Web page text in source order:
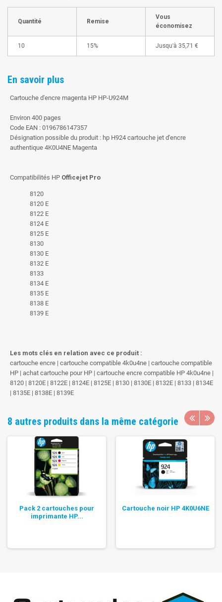
Quantité Remise
Vous
économisez
10 15% Jusqu'à 35,71 €
En savoir plus
Cartouche d'encre magenta HP HP-U924M
Environ 400 pages
Code EAN : 0196786147357
Désignation possible du produit : hp H924 cartouche jet d'encre
authentique 4K0U4NE Magenta
Compatibilités HP Officejet Pro
8120
8120 E
8122 E
8124 E
8125 E
8130
8130 E
8132 E
8133
8134 E
8135 E
8138 E
8139 E
Les mots clés en relation avec ce produit :
cartouche encre | cartouche compatible 4k0u4ne | cartouche compatible
HP | achat cartouche pour HP | cartouche encre compatible HP 4k0u4ne |
8120 | 8120E | 8122E | 8124E | 8125E | 8130 | 8130E | 8132E | 8133 | 8134E
| 8135E | 8138E | 8139E
8 autres produits dans la même catégorie
Pack 2 cartouches pour
imprimante HP...
Cartouche noir HP 4K0U6NE